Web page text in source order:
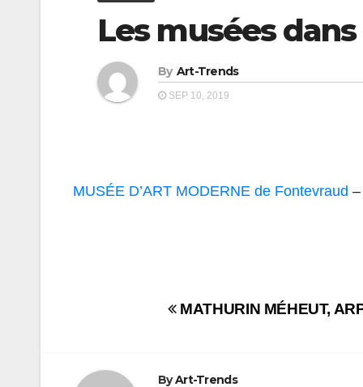
Les musées
By Art-Trends
SEP 10, 2019
MUSÉE D’ART MODERNE de Fontevraud
Navigation
l’article
MATHURIN MÉHEUT,
ByArt-Trends